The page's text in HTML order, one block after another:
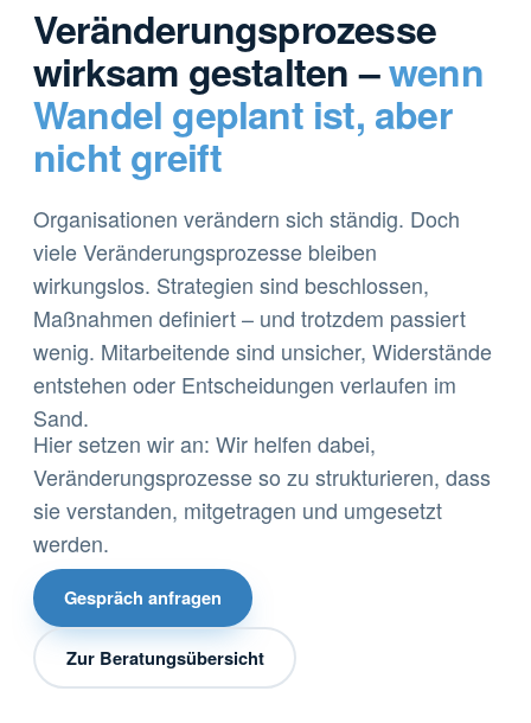
Veränderungsprozesse
wirksam gestalten –wenn
Wandel geplant ist, aber
nicht greift
Organisationen verändern sich ständig. Doch
viele Veränderungsprozesse bleiben
wirkungslos. Strategien sind beschlossen,
Maßnahmen definiert – und trotzdem passiert
wenig. Mitarbeitende sind unsicher, Widerstände
entstehen oder Entscheidungen verlaufen im
Sand.
Hier setzen wir an: Wir helfen dabei,
Veränderungsprozesse so zu strukturieren, dass
sie verstanden, mitgetragen und umgesetzt
werden.
Gespräch anfragen
Zur Beratungsübersicht